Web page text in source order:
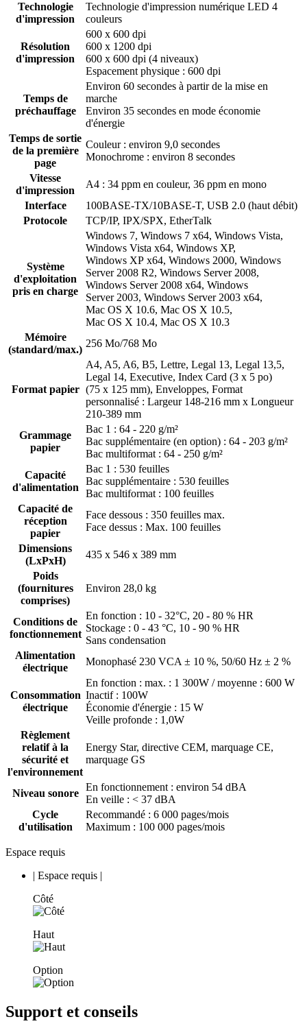
Technologie
d'impression
Technologie d'impression numérique LED 4
couleurs
Résolution
d'impression
600 x 600 dpi
600 x 1200 dpi
600 x 600 dpi (4 niveaux)
Espacement physique : 600 dpi
Temps de
préchauffage
Environ 60 secondes à partir de la mise en
marche
Environ 35 secondes en mode économie
d'énergie
Temps de sortie
de la première
page
Couleur : environ 9,0 secondes
Monochrome : environ 8 secondes
Vitesse
d'impression
A4 : 34 ppm en couleur, 36 ppm en mono
Interface
100BASE-TX/10BASE-T, USB 2.0 (haut débit)
Protocole
TCP/IP, IPX/SPX, EtherTalk
Système
d'exploitation
pris en charge
Windows 7, Windows 7 x64, Windows Vista,
Windows Vista x64, Windows XP,
Windows XP x64, Windows 2000, Windows
Server 2008 R2, Windows Server 2008,
Windows Server 2008 x64, Windows
Server 2003, Windows Server 2003 x64,
Mac OS X 10.6, Mac OS X 10.5,
Mac OS X 10.4, Mac OS X 10.3
Mémoire
(standard/max.)
256 Mo/768 Mo
Format papier
A4, A5, A6, B5, Lettre, Legal 13, Legal 13,5,
Legal 14, Executive, Index Card (3 x 5 po)
(75 x 125 mm), Enveloppes, Format
personnalisé : Largeur 148-216 mm x Longueur
210-389 mm
Grammage
papier
Bac 1 : 64 - 220 g/m²
Bac supplémentaire (en option) : 64 - 203 g/m²
Bac multiformat : 64 - 250 g/m²
Capacité
d'alimentation
Bac 1 : 530 feuilles
Bac supplémentaire : 530 feuilles
Bac multiformat : 100 feuilles
Capacité de
réception
papier
Face dessous : 350 feuilles max.
Face dessus : Max. 100 feuilles
Dimensions
(LxPxH)
435 x 546 x 389 mm
Poids
(fournitures
comprises)
Environ 28,0 kg
Conditions de
fonctionnement
En fonction : 10 - 32°C, 20 - 80 % HR
Stockage : 0 - 43 °C, 10 - 90 % HR
Sans condensation
Alimentation
électrique
Monophasé 230 VCA ± 10 %, 50/60 Hz ± 2 %
Consommation
électrique
En fonction : max. : 1 300W / moyenne : 600 W
Inactif : 100W
Économie d'énergie : 15 W
Veille profonde : 1,0W
Règlement
relatif à la
sécurité et
l'environnement
Energy Star, directive CEM, marquage CE,
marquage GS
Niveau sonore
En fonctionnement : environ 54 dBA
En veille : < 37 dBA
Cycle
d'utilisation
Recommandé : 6 000 pages/mois
Maximum : 100 000 pages/mois
Espace requis
| Espace requis |
Côté
Haut
Option
Support et conseils